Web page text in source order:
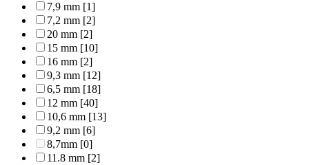
7,9 mm [1]
7,2 mm [2]
20 mm [2]
15 mm [10]
16 mm [2]
9,3 mm [12]
6,5 mm [18]
12 mm [40]
10,6 mm [13]
9,2 mm [6]
8,7mm [0]
11.8 mm [2]